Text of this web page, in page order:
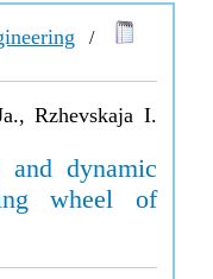
/
Rzhevskaja I.
dynamic
wheel of